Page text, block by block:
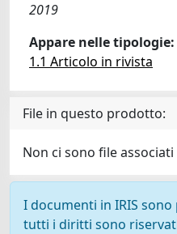
2019
Appare nelle tipologie:
1.1 Articolo in rivista
File in questo prodotto:
Non ci sono file
I documenti in IRIS
tutti i diritti sono